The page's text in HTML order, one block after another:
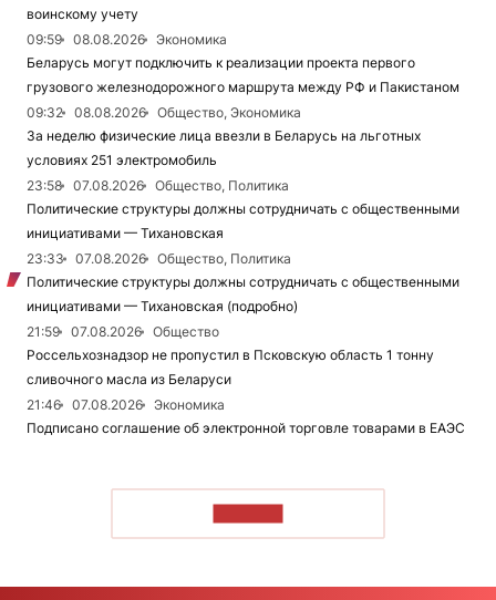
воинскому учету
09:59
08.08.2026
Экономика
Беларусь могут подключить к реализации проекта первого
грузового железнодорожного маршрута между РФ и Пакистаном
09:32
08.08.2026
Общество, Экономика
За неделю физические лица ввезли в Беларусь на льготных
условиях 251 электромобиль
23:58
07.08.2026
Общество, Политика
Политические структуры должны сотрудничать с общественными
инициативами — Тихановская
23:33
07.08.2026
Общество, Политика
Политические структуры должны сотрудничать с общественными
инициативами — Тихановская (подробно)
21:59
07.08.2026
Общество
Россельхознадзор не пропустил в Псковскую область 1 тонну
сливочного масла из Беларуси
21:46
07.08.2026
Экономика
Подписано соглашение об электронной торговле товарами в ЕАЭС